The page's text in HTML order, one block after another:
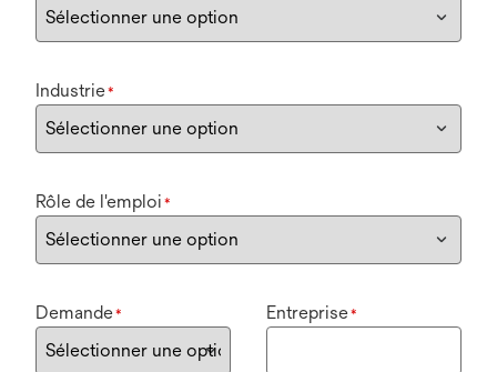
Industrie*
Rôle de l'emploi *
Demande* Entreprise*